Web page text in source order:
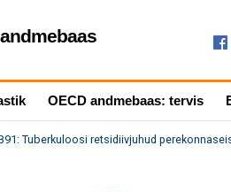
OECD andmebaas: tervis
Tuberkuloosi retsidiivjuhud